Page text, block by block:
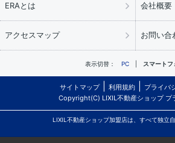
ERAとは 会社概要
アクセスマップ お問い合
表示切替： PC スマートフ
サイトマップ 利用規約
プライバ
Copyright(C) LIXIL不動産ショップ プ
LIXIL不動産ショップ加盟店は、すべて独立自